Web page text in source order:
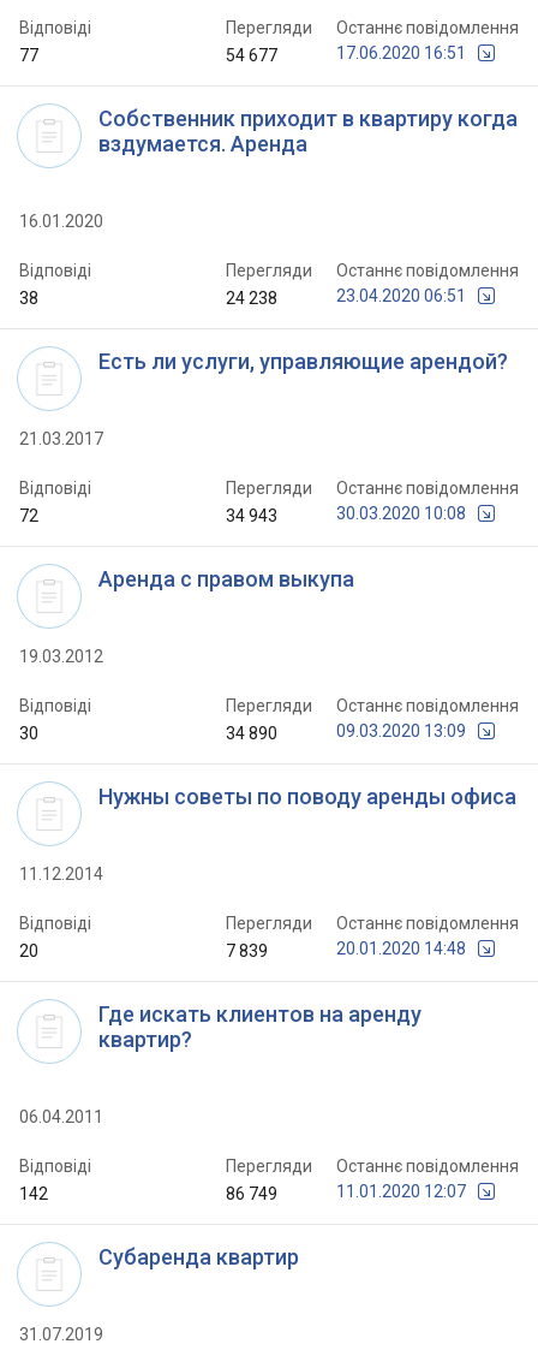
Відповіді
77
Перегляди
54 677
Останнє повідомлення
17.06.2020 16:51
Собственник приходит в квартиру когда
вздумается. Аренда
16.01.2020
Відповіді
38
Перегляди
24 238
Останнє повідомлення
23.04.2020 06:51
Есть ли услуги, управляющие арендой?
21.03.2017
Відповіді
72
Перегляди
34 943
Останнє повідомлення
30.03.2020 10:08
Аренда с правом выкупа
19.03.2012
Відповіді
30
Перегляди
34 890
Останнє повідомлення
09.03.2020 13:09
Нужны советы по поводу аренды офиса
11.12.2014
Відповіді
20
Перегляди
7 839
Останнє повідомлення
20.01.2020 14:48
Где искать клиентов на аренду
квартир?
06.04.2011
Відповіді
142
Перегляди
86 749
Останнє повідомлення
11.01.2020 12:07
Субаренда квартир
31.07.2019